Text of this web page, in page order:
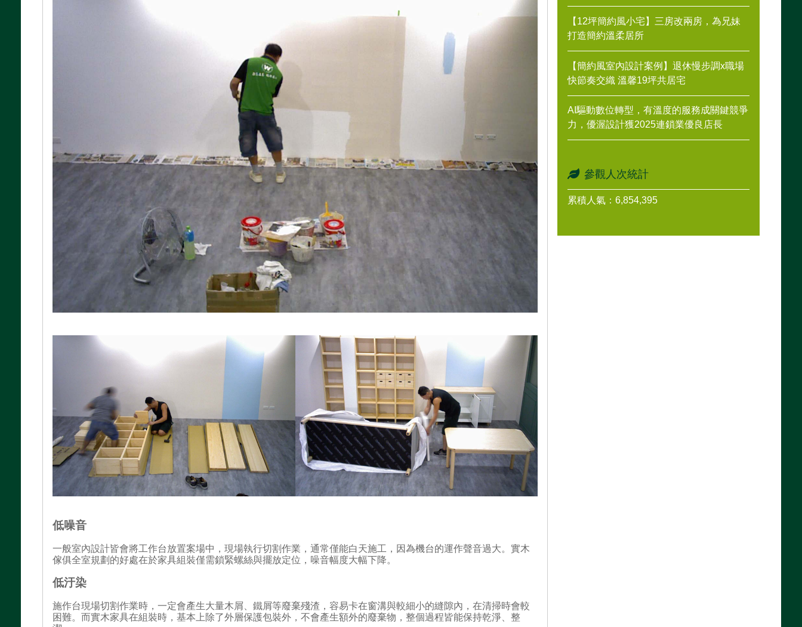
低噪音
一般室內設計皆會將工作台放置案場中，現場執行切割作業，通常僅能白天施工，因為機台的運作聲音過大。實木
傢俱全室規劃的好處在於家具組裝僅需鎖緊螺絲與擺放定位，噪音幅度大幅下降。
低汙染
施作台現場切割作業時，一定會產生大量木屑、鐵屑等廢棄殘渣，容易卡在窗溝與較細小的縫隙內，在清掃時會較
困難。而實木家具在組裝時，基本上除了外層保護包裝外，不會產生額外的廢棄物，整個過程皆能保持乾淨、整
【12坪簡約風小宅】三房改兩房，為兄妹
打造簡約溫柔居所
【簡約風室內設計案例】退休慢步調x職場
快節奏交織 溫馨19坪共居宅
AI驅動數位轉型，有溫度的服務成關鍵競爭
力，優渥設計獲2025連鎖業優良店長
參觀人次統計
累積人氣：6,854,395